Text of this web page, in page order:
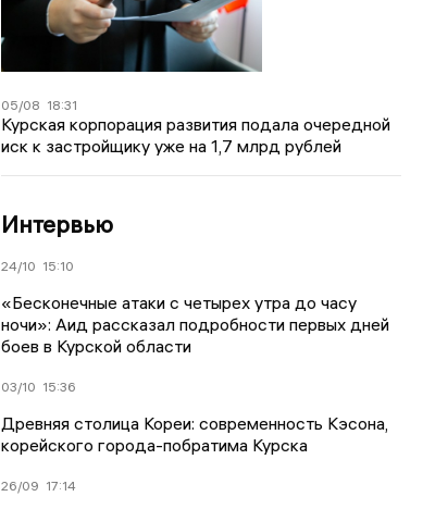
05/08 18:31
Курская корпорация развития подала очередной
иск к застройщику уже на 1,7 млрд рублей
Интервью
24/10 15:10
«Бесконечные атаки с четырех утра до часу
ночи»: Аид рассказал подробности первых дней
боев в Курской области
03/10 15:36
Древняя столица Кореи: современность Кэсона,
корейского города-побратима Курска
26/09 17:14